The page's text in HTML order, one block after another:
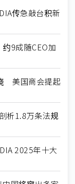
传急敲台积新
9成随CEO加
美国商会提起
析1.8万条法规
2025年十大